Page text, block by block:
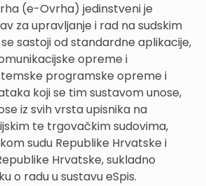
(e-Ovrha) jedinstveni je
za upravljanje i rad na sudskim
sastoji od standardne aplikacije,
opreme i
programske opreme i
koji se tim sustavom unose,
iz svih vrsta upisnika na
te trgovačkim sudovima,
sudu Republike Hrvatske i
Hrvatske, sukladno
o radu u sustavu eSpis.